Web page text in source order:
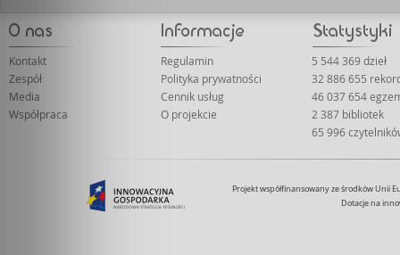
Kontakt
Zespół
Media
Współpraca
Regulamin
Polityka prywatności
Cennik usług
O projekcie
5 544 369 dzieł
32 886 655
46 037 654
2 387 bibliotek
65 996
Projekt współfinansowany ze środków Unii
Dotacje na